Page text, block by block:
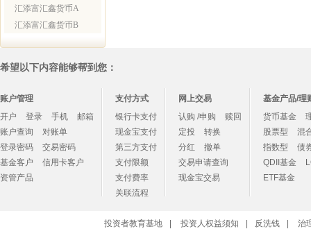
汇添富汇鑫货币A
汇添富汇鑫货币B
希望以下内容能够帮到您：
账户管理
开户
登录 手机
邮箱
账户查询
对账单
登录密码
交易密码
基金客户
信用卡客户
资管产品
支付方式
银行卡支付
现金宝支付
第三方支付
支付限额
支付费率
关联流程
网上交易
认购 /申购
赎回
定投
转换
分红
撤单
交易申请查询
现金宝交易
基金产品/理
货币基金
股票型
混
指数型
债
QDII基金
ETF基金
投资者教育基地 投资人权益须知 反洗钱
治